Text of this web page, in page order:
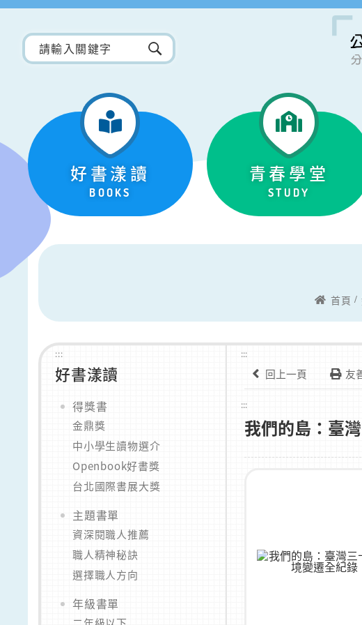
好書漾讀
BOOKS
青春學堂
STUDY
首頁
:::
好書漾讀
得獎書
金鼎獎
中小學生讀物選介
Openbook好書獎
台北國際書展大獎
主題書單
資深閱職人推薦
職人精神秘訣
選擇職人方向
年級書單
:::
回上一頁 友
:::
我們的島：臺